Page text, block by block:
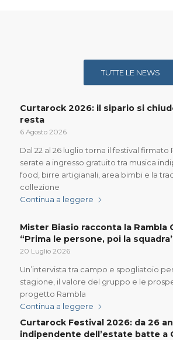
TUTTE LE NEWS
Curtarock 2026: il sipario si
resta
6 Agosto 2026
Dal 22 al 26 luglio torna il festival firmato
serate a ingresso gratuito tra musica
food, birre artigianali, area bimbi e la
collezione
Continua a leggere
Mister Biasio racconta la Rambla
“Prima le persone, poi la
20 Luglio 2026
Un’intervista tra campo e spogliatoio
stagione, il valore del gruppo e le
progetto Rambla
Continua a leggere
Curtarock Festival 2026: da 26
indipendente dell’estate batte a